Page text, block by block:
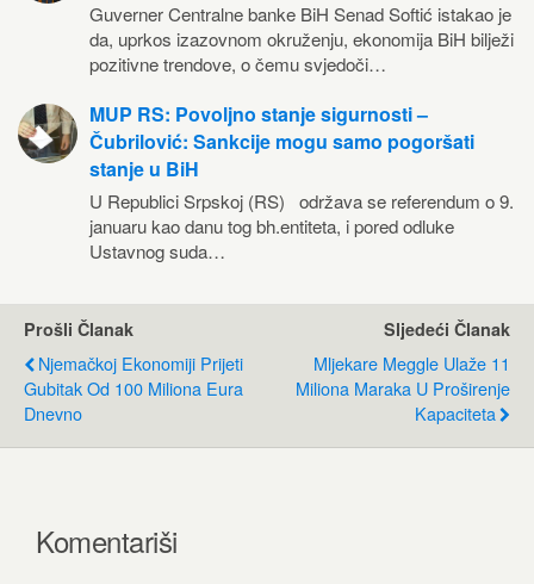
Guverner Centralne banke BiH Senad Softić istakao je
da, uprkos izazovnom okruženju, ekonomija BiH bilježi
pozitivne trendove, o čemu svjedoči…
MUP RS: Povoljno stanje sigurnosti –
Čubrilović: Sankcije mogu samo pogoršati
stanje u BiH
U Republici Srpskoj (RS) održava se referendum o 9.
januaru kao danu tog bh.entiteta, i pored odluke
Ustavnog suda…
Prošli Članak
Njemačkoj Ekonomiji Prijeti
Gubitak Od 100 Miliona Eura
Dnevno
Sljedeći Članak
Mljekare Meggle Ulaže 11
Miliona Maraka U Proširenje
Kapaciteta
Komentariši